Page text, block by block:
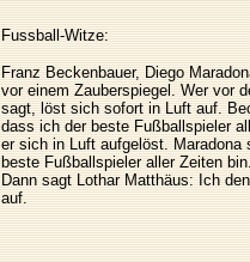
Fussball-Witze:
Franz Beckenbauer, Diego
vor einem Zauberspiegel. Wer vor
sagt, löst sich sofort in Luft auf.
dass ich der beste Fußballspieler
er sich in Luft aufgelöst.
beste Fußballspieler aller Zeiten
Dann sagt Lothar Matthäus: Ich
auf.